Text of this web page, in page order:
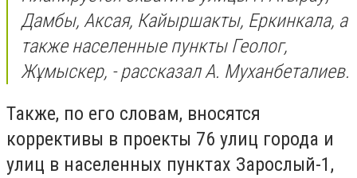
Дамбы, Аксая, Кайыршакты, Еркинкала, а
также населенные пункты Геолог,
Жұмыскер, - рассказал А. Муханбеталиев.
Также, по его словам, вносятся
коррективы в проекты 76 улиц города и
улиц в населенных пунктах Зарослый-1,